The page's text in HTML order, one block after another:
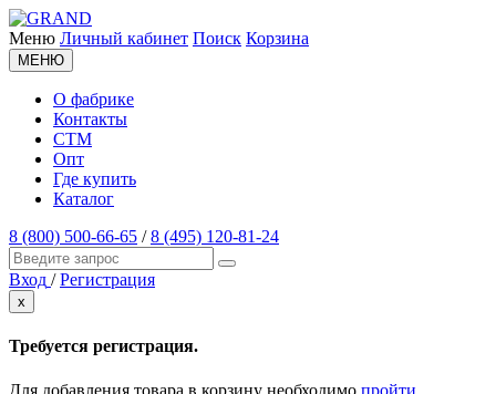
Меню Личный кабинет Поиск Корзина
МЕНЮ
О фабрике
Контакты
СТМ
Опт
Где купить
Каталог
8 (800) 500-66-65 /8 (495) 120-81-24
Вход / Регистрация
x
Требуется регистрация.
Для добавления товара в корзину необходимо пройти